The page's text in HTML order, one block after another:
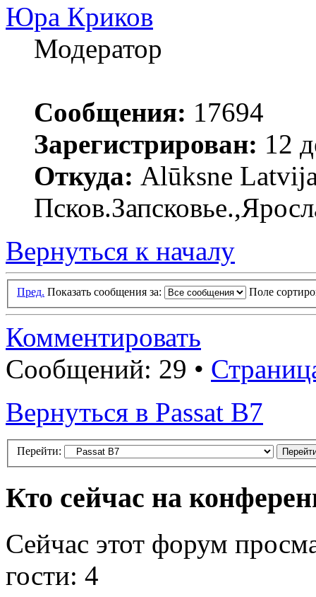
Юра Криков
Модератор
Сообщения: 17694
Зарегистрирован: 12
Откуда: Alūksne
Вернуться к началу
Пред. Показать сообщения за: Поле
Комментировать
Сообщений: 29 •
Вернуться в Passat B7
Перейти:
Кто сейчас на
Сейчас этот форум
гости: 4